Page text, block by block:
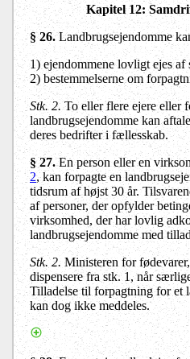
Kapitel 12:
§ 26. Landbrugsejendomme
1) ejendommene lovligt ejes af
2) bestemmelserne om
Stk. 2. To eller flere ejere eller
landbrugsejendomme kan
deres bedrifter i fællesskab.
§ 27. En person eller en
2, kan forpagte en
tidsrum af højst 30 år.
af personer, der opfylder
virksomhed, der har lovlig
landbrugsejendomme med
Stk. 2. Ministeren for
dispensere fra stk. 1, når
Tilladelse til forpagtning for et
kan dog ikke meddeles.